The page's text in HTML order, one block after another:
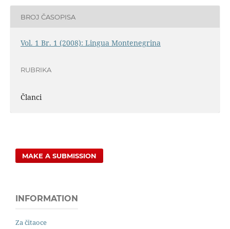
BROJ ČASOPISA
Vol. 1 Br. 1 (2008): Lingua Montenegrina
RUBRIKA
Članci
MAKE A SUBMISSION
INFORMATION
Za čitaoce